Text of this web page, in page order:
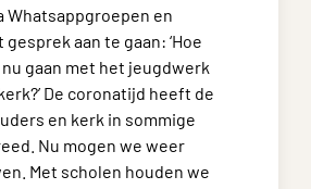
Whatsappgroepen en
aan te gaan: ‘Hoe
gaan met het jeugdwerk
De coronatijd heeft de
en kerk in sommige
Nu mogen we weer
Met scholen houden we